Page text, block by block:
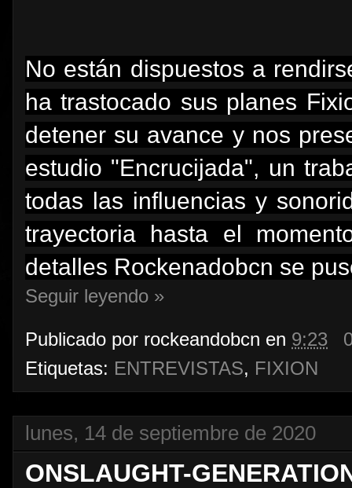
No están dispuestos a
ha trastocado sus planes
detener su avance y nos
estudio "Encrucijada", un
todas las influencias y
trayectoria hasta el
detalles Rockenadobcn se
Seguir leyendo »
Publicado por rockeandobcn en 9:23
Etiquetas: ENTREVISTAS, FIXION
lunes, 14 de septiembre de 2020
ONSLAUGHT-